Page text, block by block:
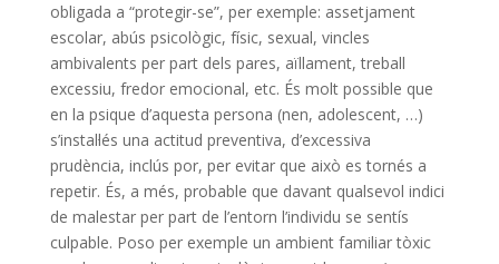
obligada a “protegir-se”, per exemple: assetjament
escolar, abús psicològic, físic, sexual, vincles
ambivalents per part dels pares, aïllament, treball
excessiu, fredor emocional, etc. És molt possible que
en la psique d’aquesta persona (nen, adolescent, …)
s’instal·lés una actitud preventiva, d’excessiva
prudència, inclús por, per evitar que això es tornés a
repetir. És, a més, probable que davant qualsevol indici
de malestar per part de l’entorn l’individu se sentís
culpable. Poso per exemple un ambient familiar tòxic